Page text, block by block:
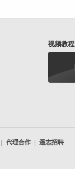
视频教程
代理合作
遥志招聘